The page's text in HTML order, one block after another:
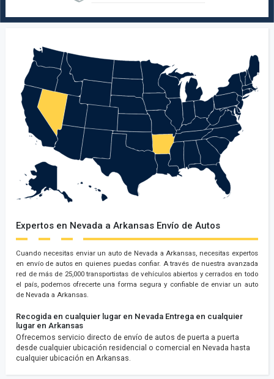
Expertos en Nevada a Arkansas Envío de Autos
Cuando necesitas enviar un auto de Nevada a Arkansas, necesitas expertos
en envío de autos en quienes puedas confiar. A través de nuestra avanzada
red de más de 25,000 transportistas de vehículos abiertos y cerrados en todo
el país, podemos ofrecerte una forma segura y confiable de enviar un auto
de Nevada a Arkansas.
Recogida en cualquier lugar en Nevada Entrega en cualquier
lugar en Arkansas
Ofrecemos servicio directo de envío de autos de puerta a puerta
desde cualquier ubicación residencial o comercial en Nevada hasta
cualquier ubicación en Arkansas.